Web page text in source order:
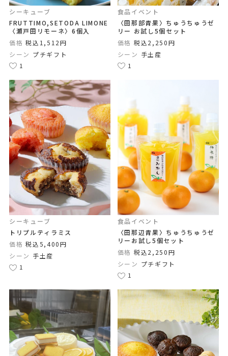
シーキューブ
FRUTTIMO,SETODA LIMONE
〈瀬戸田リモーネ〉6個入
価格 税込1,512円
シーン プチギフト
1
食品イベント
〈田那部青果〉ちゅうちゅうゼ
リー お試し5個セット
価格 税込2,250円
シーン 手土産
1
シーキューブ
トリプルティラミス
価格 税込5,400円
シーン 手土産
1
食品イベント
〈田那辺青果〉ちゅうちゅうゼ
リーお試し5個セット
価格 税込2,250円
シーン プチギフト
1